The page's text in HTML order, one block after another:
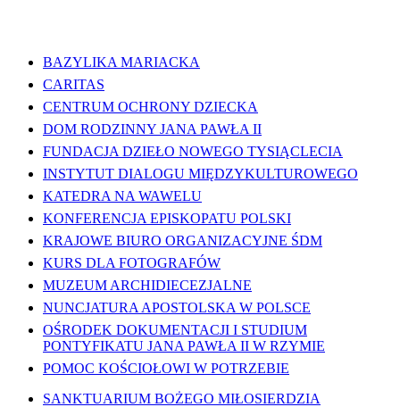
BAZYLIKA MARIACKA
CARITAS
CENTRUM OCHRONY DZIECKA
DOM RODZINNY JANA PAWŁA II
FUNDACJA DZIEŁO NOWEGO TYSIĄCLECIA
INSTYTUT DIALOGU MIĘDZYKULTUROWEGO
KATEDRA NA WAWELU
KONFERENCJA EPISKOPATU POLSKI
KRAJOWE BIURO ORGANIZACYJNE ŚDM
KURS DLA FOTOGRAFÓW
MUZEUM ARCHIDIECEZJALNE
NUNCJATURA APOSTOLSKA W POLSCE
OŚRODEK DOKUMENTACJI I STUDIUM
PONTYFIKATU JANA PAWŁA II W RZYMIE
POMOC KOŚCIOŁOWI W POTRZEBIE
SANKTUARIUM BOŻEGO MIŁOSIERDZIA